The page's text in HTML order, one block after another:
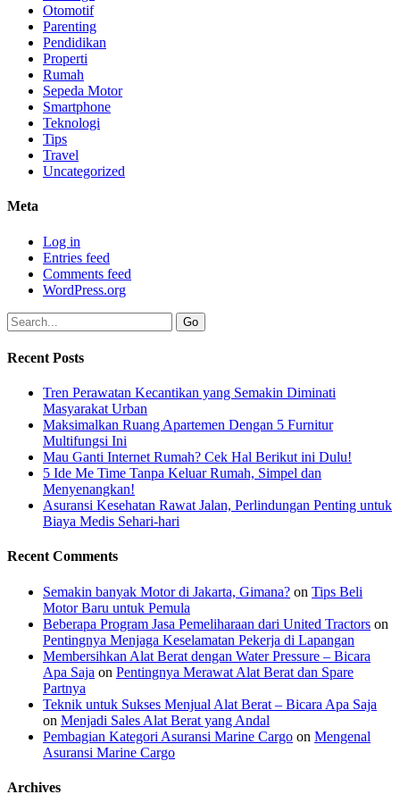
Otomotif
Parenting
Pendidikan
Properti
Rumah
Sepeda Motor
Smartphone
Teknologi
Tips
Travel
Uncategorized
Meta
Log in
Entries feed
Comments feed
WordPress.org
Recent Posts
Tren Perawatan Kecantikan yang Semakin Diminati
Masyarakat Urban
Maksimalkan Ruang Apartemen Dengan 5 Furnitur
Multifungsi Ini
Mau Ganti Internet Rumah? Cek Hal Berikut ini Dulu!
5 Ide Me Time Tanpa Keluar Rumah, Simpel dan
Menyenangkan!
Asuransi Kesehatan Rawat Jalan, Perlindungan Penting untuk
Biaya Medis Sehari-hari
Recent Comments
Semakin banyak Motor di Jakarta, Gimana? on Tips Beli
Motor Baru untuk Pemula
Beberapa Program Jasa Pemeliharaan dari United Tractors on
Pentingnya Menjaga Keselamatan Pekerja di Lapangan
Membersihkan Alat Berat dengan Water Pressure – Bicara
Apa Saja on Pentingnya Merawat Alat Berat dan Spare
Partnya
Teknik untuk Sukses Menjual Alat Berat – Bicara Apa Saja
on Menjadi Sales Alat Berat yang Andal
Pembagian Kategori Asuransi Marine Cargo on Mengenal
Asuransi Marine Cargo
Archives